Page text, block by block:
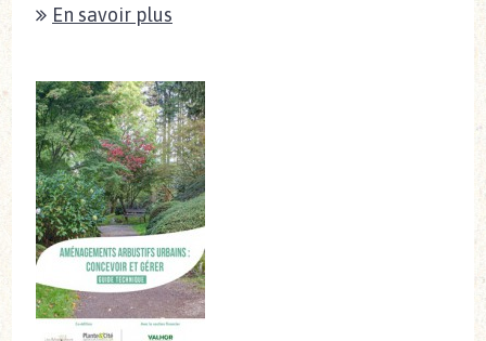
En savoir plus